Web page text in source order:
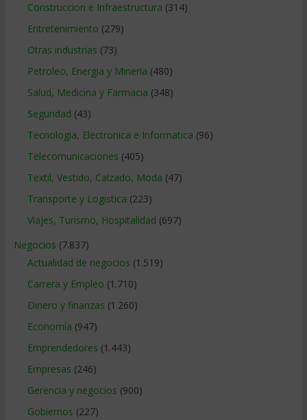
Construccion e Infraestructura (314)
Entretenimiento (279)
Otras industrias (73)
Petroleo, Energia y Mineria (480)
Salud, Medicina y Farmacia (348)
Seguridad (43)
Tecnologia, Electronica e Informatica (96)
Telecomunicaciones (405)
Textil, Vestido, Calzado, Moda (47)
Transporte y Logistica (223)
Viajes, Turismo, Hospitalidad (697)
Negocios (7.837)
Actualidad de negocios (1.519)
Carrera y Empleo (1.710)
Dinero y finanzas (1.260)
Economía (947)
Emprendedores (1.443)
Empresas (246)
Gerencia y negocios (900)
Gobiernos (227)